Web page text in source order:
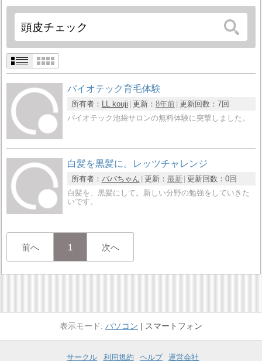
バイオテック育毛体験
所有者： LL kouji 更新： 8年前 更新回数： 7回
バイオテック池袋サロンの無料体験に突撃しました。
白髪を黒髪に。レッツチャレンジ
所有者： ババちゃん 更新： 最新 更新回数： 0回
白髪を、黒髪にして。新しい分野の勉強をしていきた
いです。
前へ 1 次へ
パソコン スマートフォン
サークル 利用規約 ヘルプ 運営会社